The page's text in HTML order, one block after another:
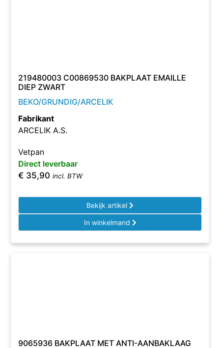
219480003 C00869530 BAKPLAAT EMAILLE
DIEP ZWART
BEKO/GRUNDIG/ARCELIK
Fabrikant
ARCELIK A.S.
Vetpan
Direct leverbaar
€ 35,90 incl. BTW
Bekijk artikel
In winkelmand
9065936 BAKPLAAT MET ANTI-AANBAKLAAG